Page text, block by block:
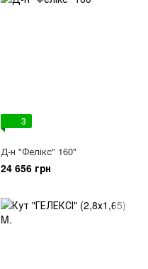
3
Д-н "Фелікс" 160"
24 656 грн